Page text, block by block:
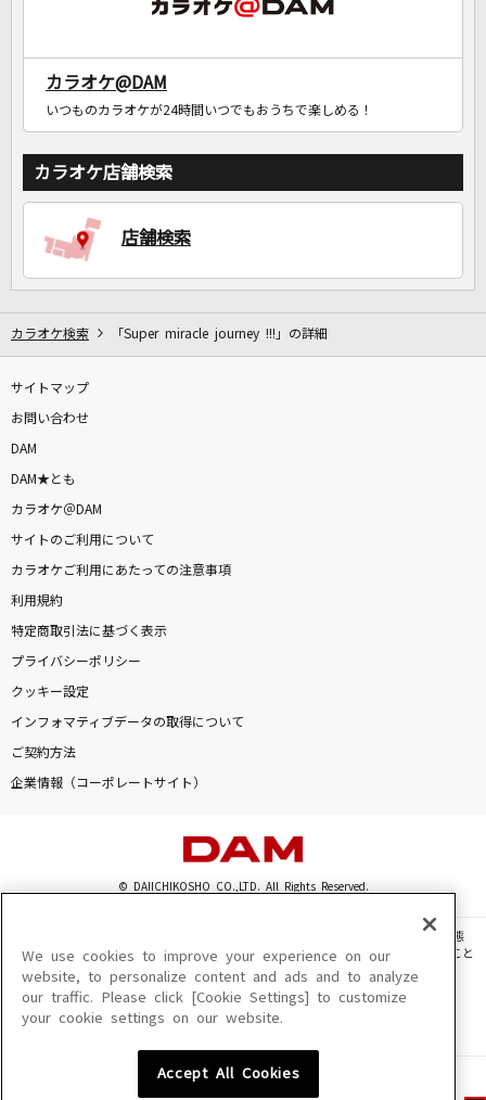
カラオケ@DAM
いつものカラオケが24時間いつでもおうちで楽しめる！
カラオケ店舗検索
店舗検索
カラオケ検索 「Super miracle journey !!!」の詳細
サイトマップ
お問い合わせ
DAM
DAM★とも
カラオケ＠DAM
サイトのご利用について
カラオケご利用にあたっての注意事項
利用規約
特定商取引法に基づく表示
プライバシーポリシー
クッキー設定
インフォマティブデータの取得について
ご契約方法
企業情報（コーポレートサイト）
© DAIICHIKOSHO CO.,LTD. All Rights Reserved.
このサイトに掲載されている一切の文章・画像・写真・動画・音声等を、手段や形態
を問わず、著作権法の定める範囲を超えて無断で複製、転載、ファイル化などすること
を禁じます。
楽曲及びコンテンツは、機種によりご利用いただけない場合があります。
楽曲及びコンテンツの配信日、配信内容が変更になる場合があります。
We use cookies to improve your experience on our
website, to personalize content and ads and to analyze
our traffic. Please click [Cookie Settings] to customize
your cookie settings on our website.
Accept All Cookies